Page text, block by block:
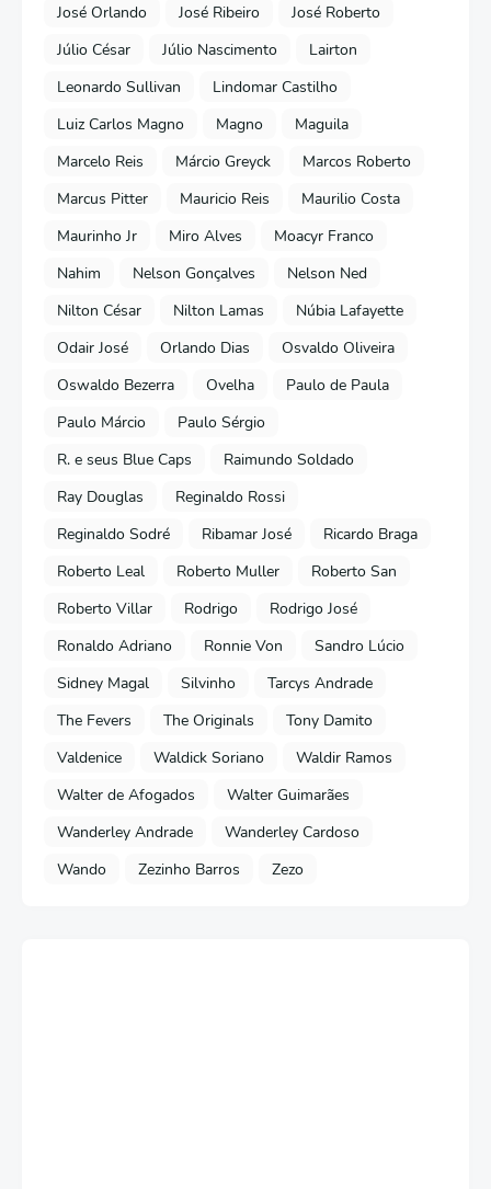
José Orlando
José Ribeiro
José Roberto
Júlio César
Júlio Nascimento
Lairton
Leonardo Sullivan
Lindomar Castilho
Luiz Carlos Magno
Magno
Maguila
Marcelo Reis
Márcio Greyck
Marcos Roberto
Marcus Pitter
Mauricio Reis
Maurilio Costa
Maurinho Jr
Miro Alves
Moacyr Franco
Nahim
Nelson Gonçalves
Nelson Ned
Nilton César
Nilton Lamas
Núbia Lafayette
Odair José
Orlando Dias
Osvaldo Oliveira
Oswaldo Bezerra
Ovelha
Paulo de Paula
Paulo Márcio
Paulo Sérgio
R. e seus Blue Caps
Raimundo Soldado
Ray Douglas
Reginaldo Rossi
Reginaldo Sodré
Ribamar José
Ricardo Braga
Roberto Leal
Roberto Muller
Roberto San
Roberto Villar
Rodrigo
Rodrigo José
Ronaldo Adriano
Ronnie Von
Sandro Lúcio
Sidney Magal
Silvinho
Tarcys Andrade
The Fevers
The Originals
Tony Damito
Valdenice
Waldick Soriano
Waldir Ramos
Walter de Afogados
Walter Guimarães
Wanderley Andrade
Wanderley Cardoso
Wando
Zezinho Barros Zezo